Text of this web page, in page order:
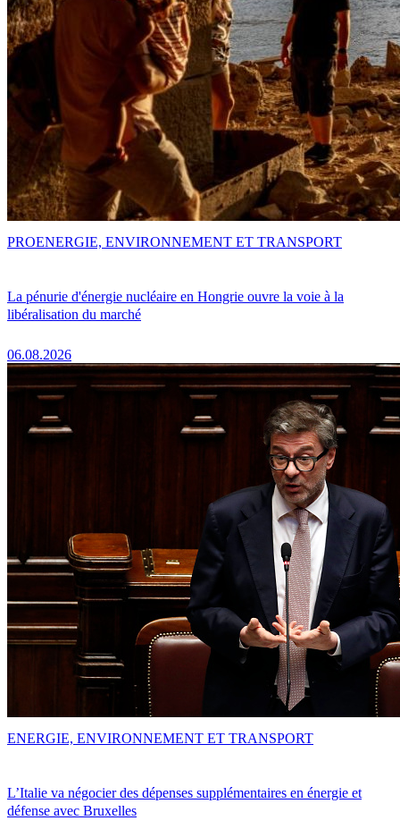
La pénurie d'énergie nucléaire en Hongrie ouvre la voie à la
libéralisation du marché
06.08.2026
PROENERGIE, ENVIRONNEMENT ET TRANSPORT
L’Italie va négocier des dépenses supplémentaires en énergie et
défense avec Bruxelles
ENERGIE, ENVIRONNEMENT ET TRANSPORT